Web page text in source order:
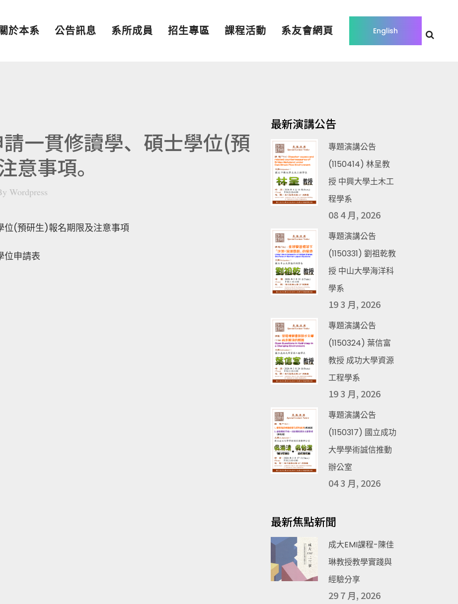
English
關於本系 公告訊息 系所成員 招生專區 課程活動 系友會網頁
一貫修讀學、碩士學位(預
意事項。
Wordpress
位(預研生)報名期限及注意事項
位申請表
最新演講公告
專題演講公告
(1150414) 林呈教
授 中興大學土木工
程學系
08 4 月, 2026
專題演講公告
(1150331) 劉祖乾教
授 中山大學海洋科
學系
19 3 月, 2026
專題演講公告
(1150324) 葉信富
教授 成功大學資源
工程學系
19 3 月, 2026
專題演講公告
(1150317) 國立成功
大學學術誠信推動
辦公室
04 3 月, 2026
最新焦點新聞
成大EMI課程-陳佳
琳教授教學實踐與
經驗分享
29 7 月, 2026